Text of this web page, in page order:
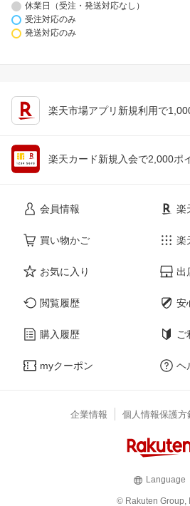
休業日（受注・発送対応なし）
受注対応のみ
発送対応のみ
楽天市場アプリ新規利用で
楽天カード新規入会で2,000ポ
会員情報
買い物かご
お気に入り
閲覧履歴
購入履歴
myクーポン
楽
楽
出
安
ご
ヘ
企業情報 個人情報保護方
Language
© Rakuten Group,